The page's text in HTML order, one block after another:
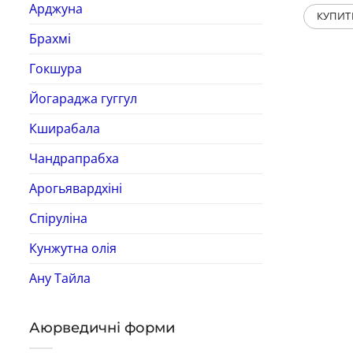
Арджуна
Брахмі
Гокшура
Йогараджа гуггул
Кширабала
Чандрапрабха
Арогьявардхіні
Спіруліна
Кунжутна олія
Ану Тайла
Аюрведичні форми